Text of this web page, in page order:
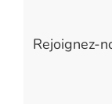
Rejoignez-